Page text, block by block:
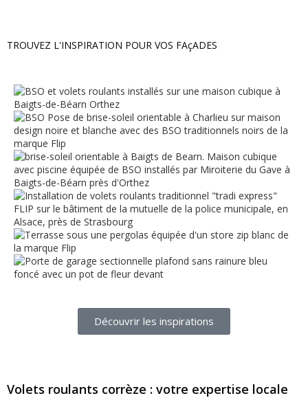
TROUVEZ L'INSPIRATION POUR VOS FAçADES
Découvrir les inspirations
Volets roulants corrèze : votre expertise locale